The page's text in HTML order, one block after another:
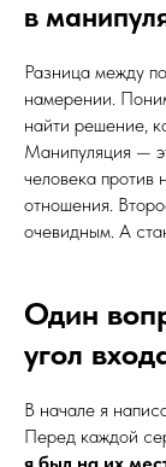
в
Разница между
намерении.
найти решение,
Манипуляция —
человека против
отношения.
очевидным. А
Один
угол
В начале я
Перед каждой